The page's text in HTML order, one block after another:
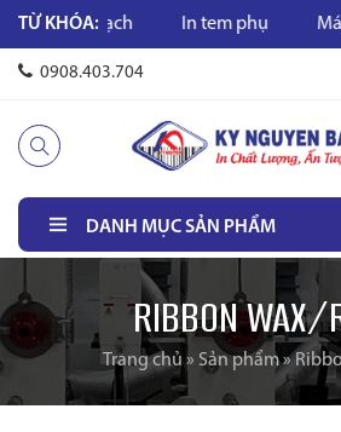
TỪ KHÓA:
In mã vạch In tem phụ Máy
0908.403.704
DANH MỤC SẢN PHẨM
RIBBON WAX/
Trang chủ » Sản phẩm»